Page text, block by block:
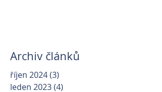
Archiv článků
říjen 2024(3)
leden 2023(4)